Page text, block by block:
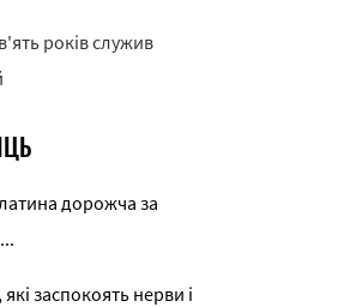
років служив
дорожча за
заспокоять нерви і